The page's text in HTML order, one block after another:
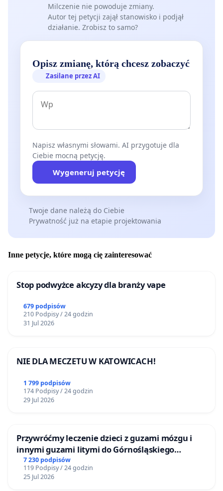
Milczenie nie powoduje zmiany.
Autor tej petycji zajął stanowisko i podjął
działanie. Zrobisz to samo?
Opisz zmianę, którą chcesz zobaczyć
Zasilane przez AI
Napisz własnymi słowami. AI przygotuje dla
Ciebie mocną petycję.
Wygeneruj petycję
Twoje dane należą do Ciebie
Prywatność już na etapie projektowania
Inne petycje, które mogą cię zainteresować
Stop podwyżce akcyzy dla branży vape
679 podpisów
210 Podpisy / 24 godzin
31 Jul 2026
NIE DLA MECZETU W KATOWICACH!
1 799 podpisów
174 Podpisy / 24 godzin
29 Jul 2026
Przywróćmy leczenie dzieci z guzami mózgu i
innymi guzami litymi do Górnośląskiego
Centrum Zdrowia Dziecka w Katowicach
7 230 podpisów
119 Podpisy / 24 godzin
25 Jul 2026